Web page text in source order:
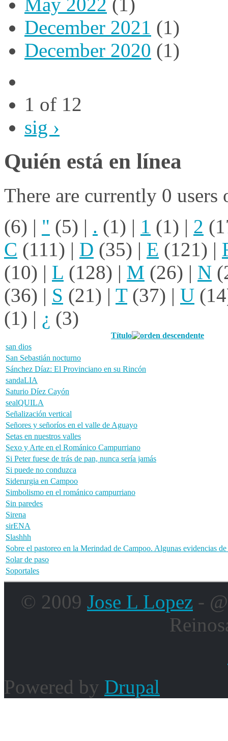
December 2021 (1)
December 2020 (1)
1 of 12
sig ›
Quién está en línea
There are currently 0 users
(6) | " (5) | . (1) | 1 (1) | 2
C (111) | D (35) | E (121) |
(10) | L (128) | M (26) | N
(36) | S (21) | T(37) | U
(1) | ¿ (3)
Título
san dios
San Sebastián nocturno
Sánchez Díaz: El Provinciano en su Rincón
sandaLIA
Saturio Díez Cayón
sealQUILA
Señalización vertical
Señores y señoríos en el valle de Aguayo
Setas en nuestros valles
Sexo y Arte en el Románico Campurriano
Si Peter fuese de trás de pan, nunca sería jamás
Si puede no conduzca
Siderurgia en Campoo
Simbolismo en el románico campurriano
Sin paredes
Sirena
sirENA
Slashhh
Sobre el pastoreo en la Merindad de Campoo. Algunas evidencias
Solar de paso
Soportales
© 2009 Jose L Lopez -
Powered by Drupal